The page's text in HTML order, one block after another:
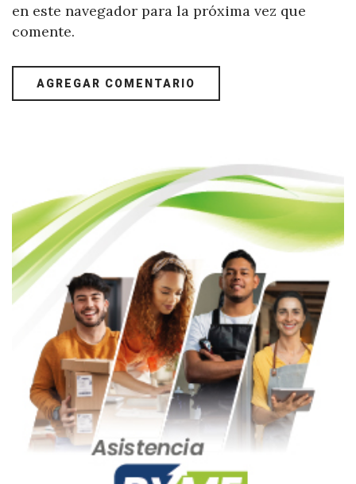
en este navegador para la próxima vez que
comente.